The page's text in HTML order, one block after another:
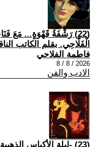
(22) رَشْفَةُ قَهْوَةٍ... مَعَ
الْفَلَّاحِي. بقلم الكاتب
فاطمة الفلاحي
2026 / 8 / 8
الادب والفن
(23) -ليلة الأكياس الذهبية- سيرة سطو صنع الأساطير